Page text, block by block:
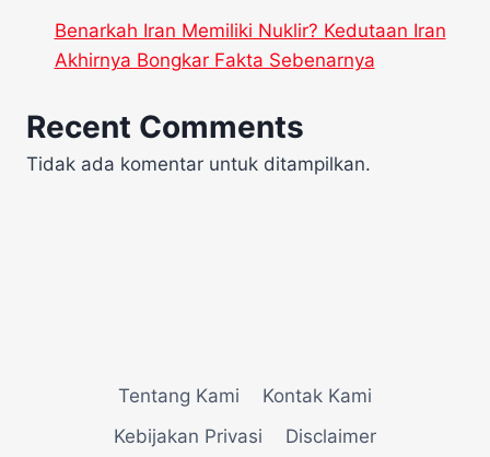
Benarkah Iran Memiliki Nuklir? Kedutaan Iran
Akhirnya Bongkar Fakta Sebenarnya
Recent Comments
Tidak ada komentar untuk ditampilkan.
Tentang Kami
Kontak Kami
Kebijakan Privasi
Disclaimer